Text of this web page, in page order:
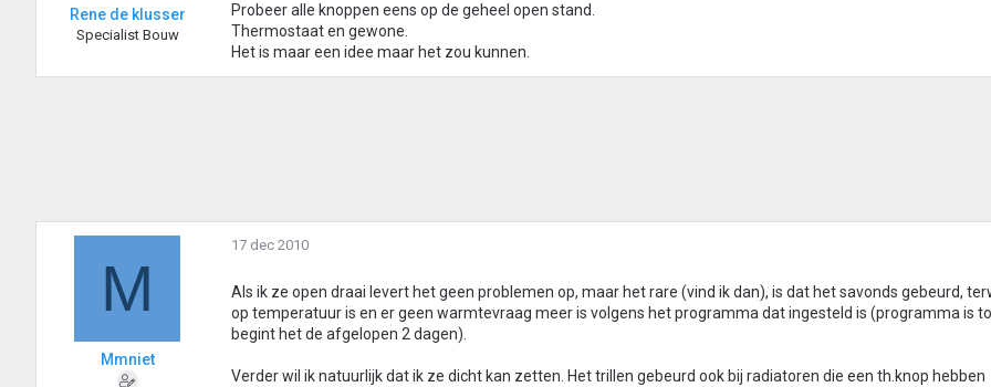
Rene de klusser
Specialist Bouw
Probeer alle knoppen eens op de geheel open stand.
Thermostaat en gewone.
Het is maar een idee maar het zou kunnen.
M
Mmniet
17 dec 2010
Als ik ze open draai levert het geen problemen op, maar het rare (vind ik dan), is dat het savonds gebeurd,
op temperatuur is en er geen warmtevraag meer is volgens het programma dat ingesteld is (programma is
begint het de afgelopen 2 dagen).
Verder wil ik natuurlijk dat ik ze dicht kan zetten. Het trillen gebeurd ook bij radiatoren die een th.knop hebben